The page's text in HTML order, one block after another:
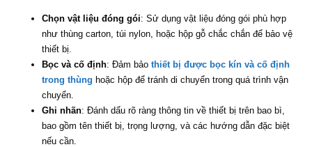
Chọn vật liệu đóng gói: Sử dụng vật liệu đóng gói phù hợp
như thùng carton, túi nylon, hoặc hộp gỗ chắc chắn để bảo vệ
thiết bị.
Bọc và cố định: Đảm bảo thiết bị được bọc kín và cố định
trong thùng hoặc hộp để tránh di chuyển trong quá trình vận
chuyển.
Ghi nhãn: Đánh dấu rõ ràng thông tin về thiết bị trên bao bì,
bao gồm tên thiết bị, trọng lượng, và các hướng dẫn đặc biệt
nếu cần.